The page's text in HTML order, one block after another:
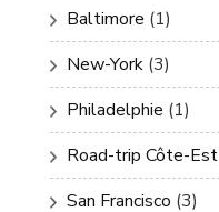
Baltimore (1)
New-York (3)
Philadelphie (1)
Road-trip Côte-Est
San Francisco (3)